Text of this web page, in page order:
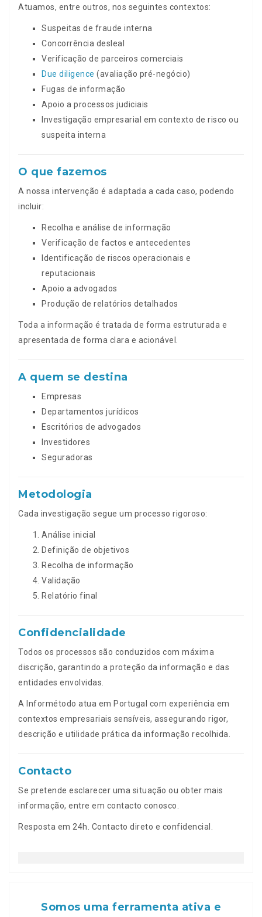
Atuamos, entre outros, nos seguintes contextos:
Suspeitas de fraude interna
Concorrência desleal
Verificação de parceiros comerciais
Due diligence (avaliação pré-negócio)
Fugas de informação
Apoio a processos judiciais
Investigação empresarial em contexto de risco ou
suspeita interna
O que fazemos
A nossa intervenção é adaptada a cada caso, podendo
incluir:
Recolha e análise de informação
Verificação de factos e antecedentes
Identificação de riscos operacionais e
reputacionais
Apoio a advogados
Produção de relatórios detalhados
Toda a informação é tratada de forma estruturada e
apresentada de forma clara e acionável.
A quem se destina
Empresas
Departamentos jurídicos
Escritórios de advogados
Investidores
Seguradoras
Metodologia
Cada investigação segue um processo rigoroso:
Análise inicial
Definição de objetivos
Recolha de informação
Validação
Relatório final
Confidencialidade
Todos os processos são conduzidos com máxima
discrição, garantindo a proteção da informação e das
entidades envolvidas.
A Informétodo atua em Portugal com experiência em
contextos empresariais sensíveis, assegurando rigor,
descrição e utilidade prática da informação recolhida.
Contacto
Se pretende esclarecer uma situação ou obter mais
informação, entre em contacto conosco.
Resposta em 24h. Contacto direto e confidencial.
Somos uma ferramenta ativa e